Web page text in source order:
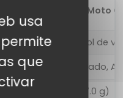
Motorola Moto
Derecha: control de
Negro, gris, Rosado,
5.89 onzas (167.0 g)
usa
que